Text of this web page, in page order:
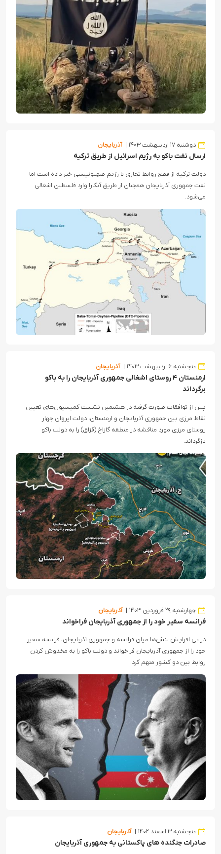
دوشنبه ۱۷ اردیبهشت ۱۴۰۳ آذربایجان
ارسال نفت باکو به رژیم اسرائیل از طریق ترکیه
دولت ترکیه از قطع روابط تجاری با رژیم صهیونیستی خبر داده است اما
نفت جمهوری آذربایجان همچنان از طریق آنکارا وارد فلسطین اشغالی
می‌شود.
پنجشنبه ۶ اردیبهشت ۱۴۰۳ آذربایجان
ارمنستان ۴ روستای اشغالی جمهوری آذربایجان را به باکو
برگرداند
پس از توافقات صورت گرفته در هشتمین نشست کمیسیون‌های تعیین
نقاط مرزی بین جمهوری آذربایجان و ارمنستان، دولت ایروان چهار
روستای مرزی مورد مناقشه در منطقه گازاخ (قزاق) را به دولت باکو
بازگرداند.
چهارشنبه ۲۹ فروردین ۱۴۰۳ آذربایجان
فرانسه سفیر خود را از جمهوری آذربایجان فراخواند
در پی افزایش تنش‌ها میان فرانسه و جمهوری آذربایجان، فرانسه سفیر
خود را از جمهوری آذربایجان فراخواند و دولت باکو را به مخدوش کردن
روابط بین دو کشور متهم کرد.
پنجشنبه ۳ اسفند ۱۴۰۲ آذربایجان
صادرات جنگنده های پاکستانی به جمهوری آذربایجان